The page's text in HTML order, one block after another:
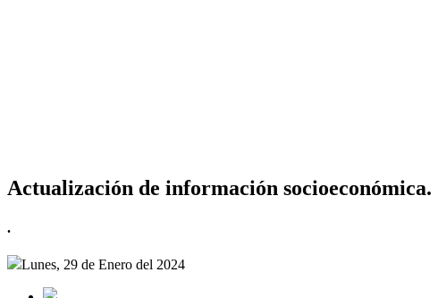
Actualización de información socioeconómica.
.
Lunes, 29 de Enero del 2024